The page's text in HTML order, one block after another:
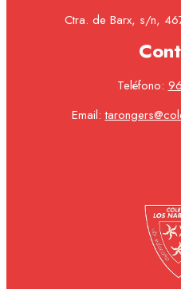
Ctra. de Barx, s/n,
Teléfono:
Email: